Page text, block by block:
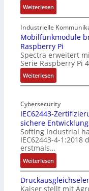
Weiterlesen:
1
9
-
Z
o
l
l
-
n
d
u
s
t
r
i
e
-
Industrielle
Mobilfunkmodule
Raspberry Pi
Spectra erweitert
Serie Raspberry Pi
Weiterlesen:
M
b
i
l
f
u
n
k
m
o
Cybersecurity
IEC62443-
sichere Entwicklung
Softing Industrial
IEC62443-4-1:2018
erstmals…
Weiterlesen:
I
E
Kaiser stellt mit